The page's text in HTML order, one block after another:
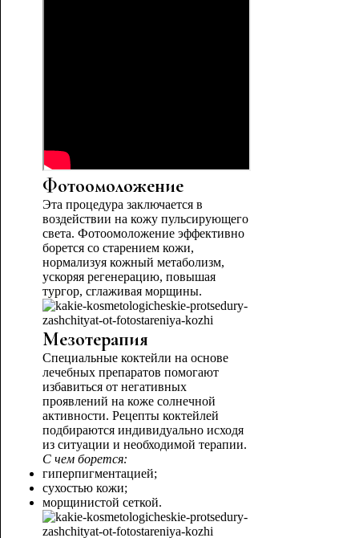
Фотоомоложение
Эта процедура заключается в
воздействии на кожу пульсирующего
света. Фотоомоложение эффективно
борется со старением кожи,
нормализуя кожный метаболизм,
ускоряя регенерацию, повышая
тургор, сглаживая морщины.
Мезотерапия
Специальные коктейли на основе
лечебных препаратов помогают
избавиться от негативных
проявлений на коже солнечной
активности. Рецепты коктейлей
подбираются индивидуально исходя
из ситуации и необходимой терапии.
С чем борется:
гиперпигментацией;
сухостью кожи;
морщинистой сеткой.